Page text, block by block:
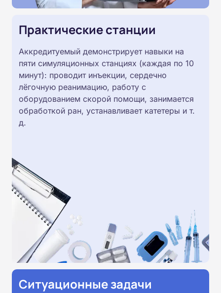
Практические станции
Аккредитуемый демонстрирует навыки на
пяти симуляционных станциях (каждая по 10
минут): проводит инъекции, сердечно
лёгочную реанимацию, работу с
оборудованием скорой помощи, занимается
обработкой ран, устанавливает катетеры и т.
д.
Ситуационные задачи